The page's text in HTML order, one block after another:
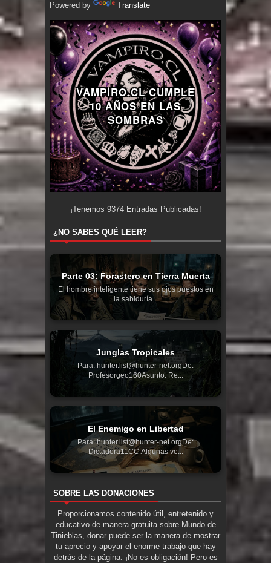
Powered by Translate
VAMPIRO.CL CUMPLE
10 AÑOS EN LAS
SOMBRAS
¡Tenemos 9374Entradas Publicadas!
¿NO SABES QUÉ LEER?
Parte 03: Forastero en Tierra Muerta
El hombre inteligente tiene sus ojos puestos en
la sabiduría...
Junglas Tropicales
Para: hunter.list@hunter-net.orgDe:
Profesorgeo160Asunto: Re...
El Enemigo en Libertad
Para: hunter.list@hunter-net.orgDe:
Dictadora11CC:Algunas ve...
SOBRE LAS DONACIONES
Proporcionamos contenido útil, entretenido y
educativo de manera gratuita sobre Mundo de
Tinieblas, donar puede ser la manera de mostrar
tu aprecio y apoyar el enorme trabajo que hay
detrás de la página. ¡No es obligación! Pero es